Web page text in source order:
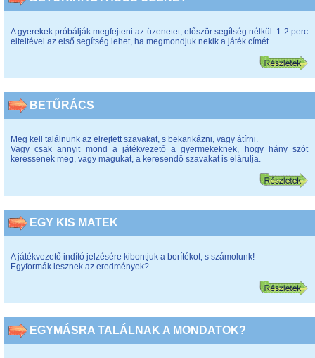
A gyerekek próbálják megfejteni az üzenetet, először segítség nélkül. 1-2 perc
elteltével az első segítség lehet, ha megmondjuk nekik a játék címét.
BETŰRÁCS
Meg kell találnunk az elrejtett szavakat, s bekarikázni, vagy átírni.
Vagy csak annyit mond a játékvezető a gyermekeknek, hogy hány szót
keressenek meg, vagy magukat, a keresendő szavakat is elárulja.
EGY KIS MATEK
A játékvezető indító jelzésére kibontjuk a borítékot, s számolunk!
Egyformák lesznek az eredmények?
EGYMÁSRA TALÁLNAK A MONDATOK?